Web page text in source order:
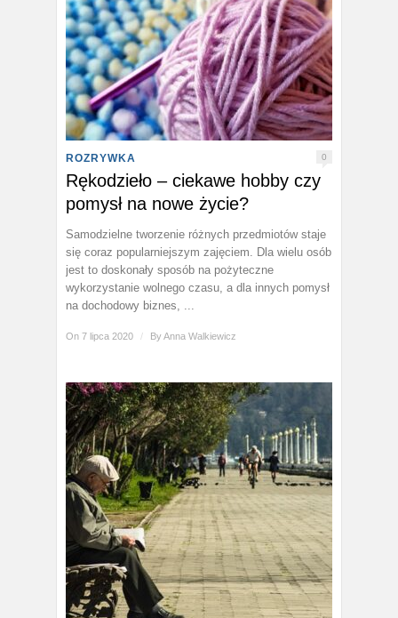
ROZRYWKA 0
Rękodzieło – ciekawe hobby czy
pomysł na nowe życie?
Samodzielne tworzenie różnych przedmiotów staje
się coraz popularniejszym zajęciem. Dla wielu osób
jest to doskonały sposób na pożyteczne
wykorzystanie wolnego czasu, a dla innych pomysł
na dochodowy biznes, ...
On 7 lipca 2020 / ByAnna Walkiewicz